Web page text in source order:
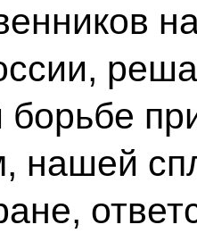
борьбе
нашей